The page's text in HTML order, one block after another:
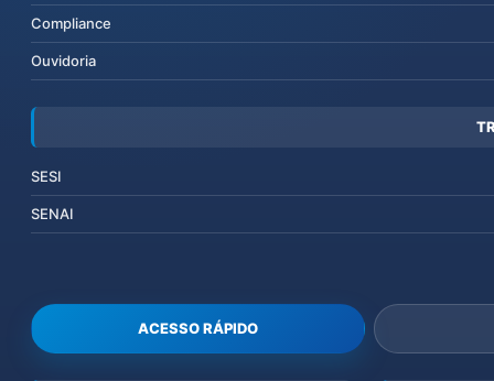
Compliance
Ouvidoria
SESI
SENAI
ACESSO RÁPIDO